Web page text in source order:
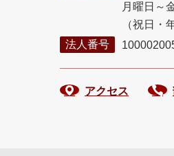
月曜日～
（祝日・
法人番号
アクセス